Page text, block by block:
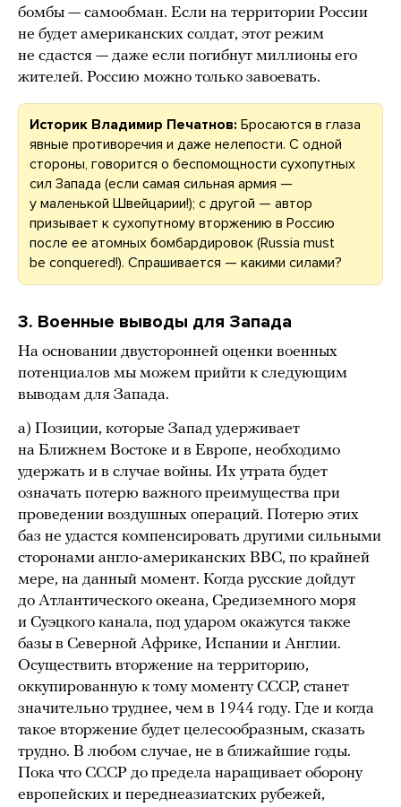
бомбы — самообман. Если на территории России
не будет американских солдат, этот режим
не сдастся — даже если погибнут миллионы его
жителей. Россию можно только завоевать.
Историк Владимир Печатнов: Бросаются в глаза
явные противоречия и даже нелепости. С одной
стороны, говорится о беспомощности сухопутных
сил Запада (если самая сильная армия —
у маленькой Швейцарии!); с другой — автор
призывает к сухопутному вторжению в Россию
после ее атомных бомбардировок (Russia must
be conquered!). Спрашивается — какими силами?
3. Военные выводы для Запада
На основании двусторонней оценки военных
потенциалов мы можем прийти к следующим
выводам для Запада.
а) Позиции, которые Запад удерживает
на Ближнем Востоке и в Европе, необходимо
удержать и в случае войны. Их утрата будет
означать потерю важного преимущества при
проведении воздушных операций. Потерю этих
баз не удастся компенсировать другими сильными
сторонами англо-американских ВВС, по крайней
мере, на данный момент. Когда русские дойдут
до Атлантического океана, Средиземного моря
и Суэцкого канала, под ударом окажутся также
базы в Северной Африке, Испании и Англии.
Осуществить вторжение на территорию,
оккупированную к тому моменту СССР, станет
значительно труднее, чем в 1944 году. Где и когда
такое вторжение будет целесообразным, сказать
трудно. В любом случае, не в ближайшие годы.
Пока что СССР до предела наращивает оборону
европейских и переднеазиатских рубежей,